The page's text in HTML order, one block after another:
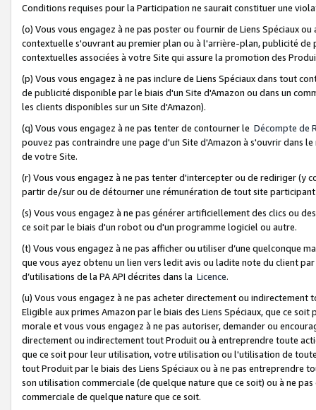
Conditions requises pour la Participation ne saurait constituer une
(o) Vous vous engagez à ne pas poster ou fournir de Liens Spéciaux
contextuelle s'ouvrant au premier plan ou à l'arrière-plan, publicité
contextuelles associées à votre Site qui assure la promotion des
(p) Vous vous engagez à ne pas inclure de Liens Spéciaux dans tout
de publicité disponible par le biais d'un Site d'Amazon ou dans un
les clients disponibles sur un Site d'Amazon).
(q) Vous vous engagez à ne pas tenter de contourner le Décompte de
pouvez pas contraindre une page d'un Site d'Amazon à s'ouvrir dans
de votre Site.
(r) Vous vous engagez à ne pas tenter d'intercepter ou de rediriger
partir de/sur ou de détourner une rémunération de tout site
(s) Vous vous engagez à ne pas générer artificiellement des clics ou
ce soit par le biais d'un robot ou d'un programme logiciel ou autre.
(t) Vous vous engagez à ne pas afficher ou utiliser d’une quelconque
que vous ayez obtenu un lien vers ledit avis ou ladite note du client
d’utilisations de la PA API décrites dans la Licence.
(u) Vous vous engagez à ne pas acheter directement ou
Eligible aux primes Amazon par le biais des Liens Spéciaux, que ce
morale et vous vous engagez à ne pas autoriser, demander ou
directement ou indirectement tout Produit ou à entreprendre toute
que ce soit pour leur utilisation, votre utilisation ou l'utilisation de
tout Produit par le biais des Liens Spéciaux ou à ne pas entreprendre
son utilisation commerciale (de quelque nature que ce soit) ou à ne
commerciale de quelque nature que ce soit.